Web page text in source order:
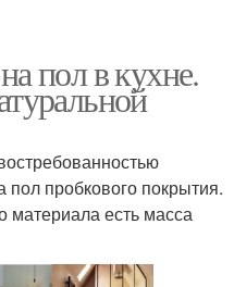
пол в кухне.
пол пробкового покрытия.
материала есть масса